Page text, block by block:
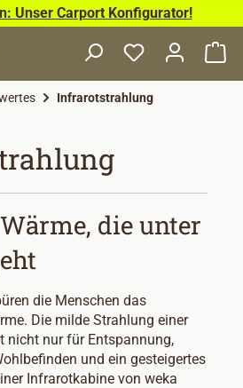
Unser Carport Konfigurator!
Infrarotstrahlung
die unter
die Menschen das
Die milde Strahlung einer
nicht nur für Entspannung,
und ein gesteigertes
Infrarotkabine von weka